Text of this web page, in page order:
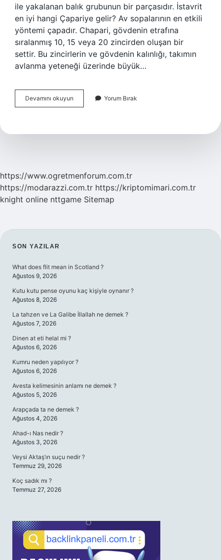
ile yakalanan balık grubunun bir parçasıdır. İstavrit
en iyi hangi Çapariye gelir? Av sopalarının en etkili
yöntemi çapadır. Chapari, gövdenin etrafına
sıralanmış 10, 15 veya 20 zincirden oluşan bir
settir. Bu zincirlerin ve gövdenin kalınlığı, takımın
avlanma yeteneği üzerinde büyük…
Devamını okuyun Çinekop
Hangi
Gelir
Yorum Bırak
https://www.ogretmenforum.com.tr
https://modarazzi.com.tr https://kriptomimari.com.tr
knight online nttgame Sitemap
SIDEBAR
SON YAZILAR
What does flit mean in Scotland ?
Ağustos 9, 2026
Kutu kutu pense oyunu kaç kişiyle oynanır ?
Ağustos 8, 2026
La tahzen ve La Galibe İllallah ne demek ?
Ağustos 7, 2026
Dinen at eti helal mi ?
Ağustos 6, 2026
Kumru neden yapılıyor ?
Ağustos 6, 2026
Avesta kelimesinin anlamı ne demek ?
Ağustos 5, 2026
Arapçada ta ne demek ?
Ağustos 4, 2026
Ahad-ı Nas nedir ?
Ağustos 3, 2026
Veysi Aktaş’ın suçu nedir ?
Temmuz 29, 2026
Koç sadık mı ?
Temmuz 27, 2026